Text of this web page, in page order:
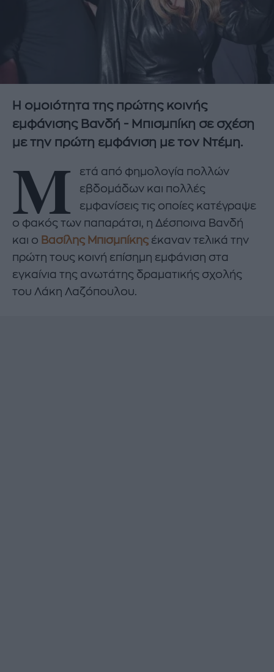
Η ομοιότητα της πρώτης κοινής
εμφάνισης Βανδή - Μπισμπίκη σε σχέση
με την πρώτη εμφάνιση με τον Ντέμη.
Μ
ετά από φημολογία πολλών
εβδομάδων και πολλές
εμφανίσεις τις οποίες κατέγραψε
ο φακός των παπαράτσι, η Δέσποινα Βανδή
και ο Βασίλης Μπισμπίκης έκαναν τελικά την
πρώτη τους κοινή επίσημη εμφάνιση στα
εγκαίνια της ανωτάτης δραματικής σχολής
του Λάκη Λαζόπουλου.